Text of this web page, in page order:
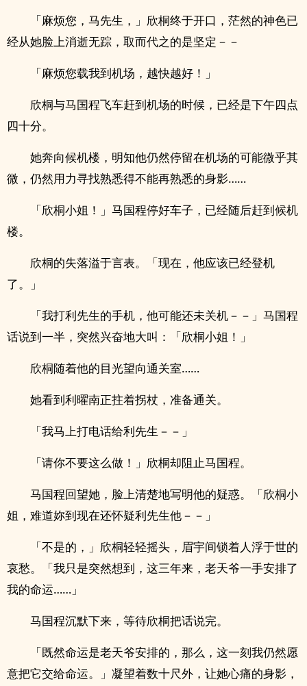
「麻烦您，马先生，」欣桐终于开口，茫然的神色已
经从她脸上消逝无踪，取而代之的是坚定－－
「麻烦您载我到机场，越快越好！」
欣桐与马国程飞车赶到机场的时候，已经是下午四点
四十分。
她奔向候机楼，明知他仍然停留在机场的可能微乎其
微，仍然用力寻找熟悉得不能再熟悉的身影……
「欣桐小姐！」马国程停好车子，已经随后赶到候机
楼。
欣桐的失落溢于言表。「现在，他应该已经登机
了。」
「我打利先生的手机，他可能还未关机－－」马国程
话说到一半，突然兴奋地大叫：「欣桐小姐！」
欣桐随着他的目光望向通关室……
她看到利曜南正拄着拐杖，准备通关。
「我马上打电话给利先生－－」
「请你不要这么做！」欣桐却阻止马国程。
马国程回望她，脸上清楚地写明他的疑惑。「欣桐小
姐，难道妳到现在还怀疑利先生他－－」
「不是的，」欣桐轻轻摇头，眉宇间锁着人浮于世的
哀愁。「我只是突然想到，这三年来，老天爷一手安排了
我的命运……」
马国程沉默下来，等待欣桐把话说完。
「既然命运是老天爷安排的，那么，这一刻我仍然愿
意把它交给命运。」凝望着数十尺外，让她心痛的身影，